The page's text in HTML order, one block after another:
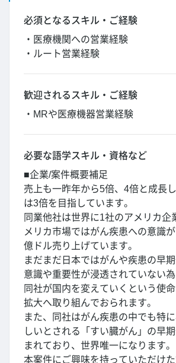
必須となるスキル・ご経験
・医療機関への営業経験
・ルート営業経験
歓迎されるスキル・ご経験
・MRや医療機器営業経験
必要な語学スキル・資格など
■企業/案件概要補足
売上も一昨年から5倍、4倍と成長
は3倍を目指しています。
同業他社は世界に1社のアメリカ企
メリカ市場ではがん疾患への意識
億ドル売り上げています。
まだまだ日本ではがんや疾患の早
意識や重要性が浸透されていない為
同社が国内を変えていくという使
拡大へ取り組んでおられます。
また、同社はがん疾患の中でも特
しいとされる「すい臓がん」の早
まれており、世界唯一になります。
本案件にご興味を持っていただけ